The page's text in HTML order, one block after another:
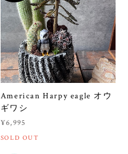
American Harpy eagle オウ
ギワシ
¥6,995
SOLD OUT